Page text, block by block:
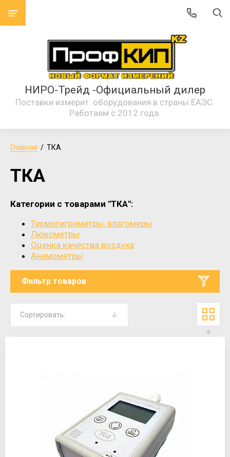
НИРО-Трейд -Официальный дилер
Поставки измерит. оборудования в страны ЕАЭС.
Работаем с 2012 года.
Главная
  /  ТКА
ТКА
Категории с товарами "ТКА":
Термогигрометры, влагомеры
Люксметры
Оценка качества воздуха
Анемометры
Фильтр товаров
Сортировать: